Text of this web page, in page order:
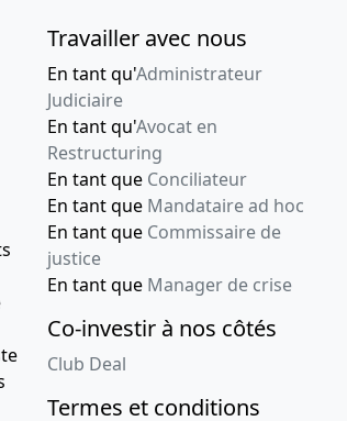
Travailler avec nous
En tant qu'Administrateur
Judiciaire
En tant qu'Avocat en
Restructuring
En tant que Conciliateur
En tant que Mandataire ad hoc
En tant que Commissaire de
justice
En tant que Manager de crise
Co-investir à nos côtés
Club Deal
Termes et conditions